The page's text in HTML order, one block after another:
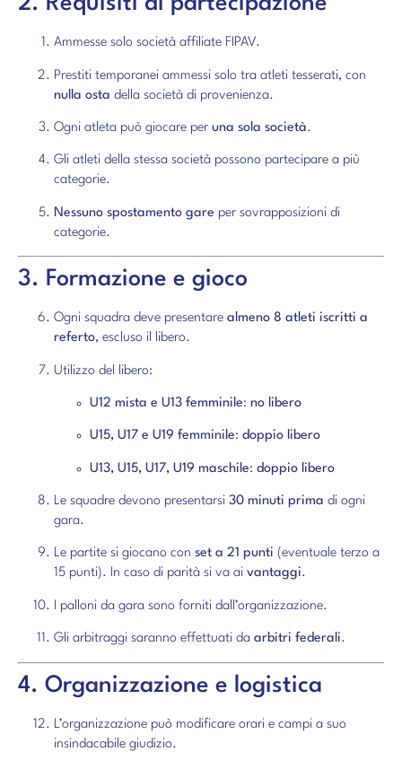
Ammesse solo società affiliate FIPAV.
Prestiti temporanei ammessi solo tra atleti tesserati, con
nulla osta della società di provenienza.
Ogni atleta può giocare per una sola società.
Gli atleti della stessa società possono partecipare a più
categorie.
Nessuno spostamento gare per sovrapposizioni di
categorie.
3. Formazione e gioco
Ogni squadra deve presentare almeno 8 atleti iscritti a
referto, escluso il libero.
Utilizzo del libero:
U12 mista e U13 femminile: no libero
U15, U17 e U19 femminile: doppio libero
U13, U15, U17, U19 maschile: doppio libero
Le squadre devono presentarsi 30 minuti prima di ogni
gara.
Le partite si giocano con set a 21 punti (eventuale terzo a
15 punti). In caso di parità si va ai vantaggi.
I palloni da gara sono forniti dall’organizzazione.
Gli arbitraggi saranno effettuati da arbitri federali.
4. Organizzazione e logistica
L’organizzazione può modificare orari e campi a suo
insindacabile giudizio.